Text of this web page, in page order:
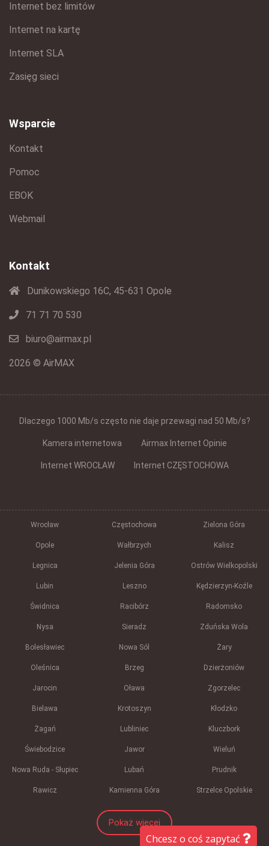
Internet bez limitów
Internet na kartę
Internet SLA
Zasięg sieci
Wsparcie
Kontakt
Pomoc
EBOK
Webmail
Kontakt
Dunikowskiego 16C, 45-631 Opole
71 71 70 530
biuro@airmax.pl
2026 © AirMAX
Dlaczego 1000 Mb/s często nie daje przewagi nad 50 Mb/s?
Kamera internetowa Airmax Internet Opinie
Internet WROCŁAW Internet CZĘSTOCHOWA
Wrocław Częstochowa Zielona Góra
Opole Wałbrzych Kalisz
Legnica Jelenia Góra Ostrów Wielkopolski
Lubin Leszno Kędzierzyn-Koźle
Świdnica Racibórz Radomsko
Nysa Sieradz Zduńska Wola
Bolesławiec Nowa Sól Żary
Oleśnica Brzeg Dzierżoniów
Jarocin Oława Zgorzelec
Bielawa Krotoszyn Kłodzko
Żagań Lubliniec Kluczbork
Świebodzice Jawor Wieluń
Nowa Ruda - Słupiec Lubań Prudnik
Rawicz Kamienna Góra Strzelce Opolskie
Pokaż więcej
Chcesz o coś zapytać